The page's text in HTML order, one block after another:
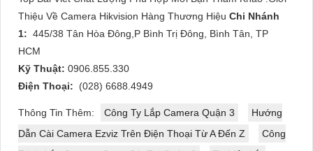
Thiệu Về Camera Hikvision Hàng Thương Hiệu Chi Nhánh
1: 445/38 Tân Hòa Đông,P Bình Trị Đông, Bình Tân, TP
HCM
Kỹ Thuật: 0906.855.330
Điện Thoại:
(028) 6688.4949
Thông Tin Thêm: Công Ty Lắp Camera Quận 3
Hướng
Dẫn Cài Camera Ezviz Trên Điện Thoại Từ A Đến Z
Công